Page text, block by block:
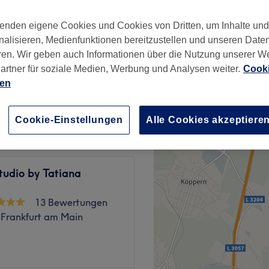
perfekter Look – bei
by Tatiana
13 Bewertungen
am Main
eigene Cookies und Cookies von Dritten, um Inhalte
Medienfunktionen bereitzustellen und unseren
Wir geben auch Informationen über die Nutzung unserer
für soziale Medien, Werbung und Analysen weiter.
Cookie-Einstellungen Alle Cookies akzeptieren